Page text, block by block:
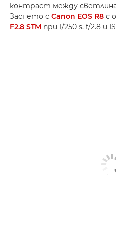
контраст между светлина
Заснето с Canon EOS R8 с
F2.8 STM при 1/250 s, f/2.8 и